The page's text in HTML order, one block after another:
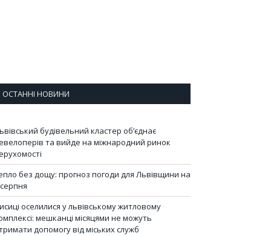
ОСТАННІ НОВИНИ
будівельний кластер об’єднає
та вийде на міжнародний ринок
без дощу: прогноз погоди для Львівщини на
оселилися у львівському житловому
мешканці місяцями не можуть
допомогу від міських служб